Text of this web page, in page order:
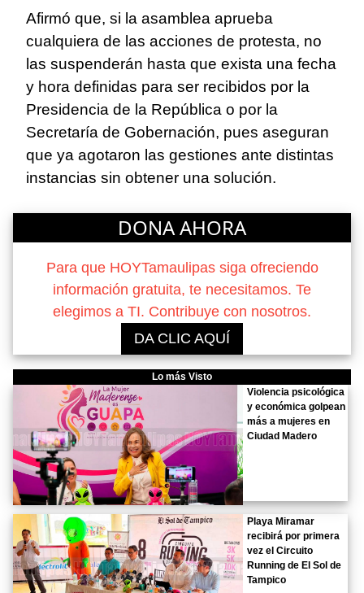
Afirmó que, si la asamblea aprueba
cualquiera de las acciones de protesta, no
las suspenderán hasta que exista una fecha
y hora definidas para ser recibidos por la
Presidencia de la República o por la
Secretaría de Gobernación, pues aseguran
que ya agotaron las gestiones ante distintas
instancias sin obtener una solución.
DONA AHORA
Para que HOYTamaulipas siga ofreciendo
información gratuita, te necesitamos. Te
elegimos a TI. Contribuye con nosotros.
DA CLIC AQUÍ
Lo más Visto
Violencia psicológica
y económica golpean
más a mujeres en
Ciudad Madero
Playa Miramar
recibirá por primera
vez el Circuito
Running de El Sol de
Tampico